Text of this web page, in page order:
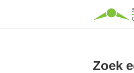
Zoek